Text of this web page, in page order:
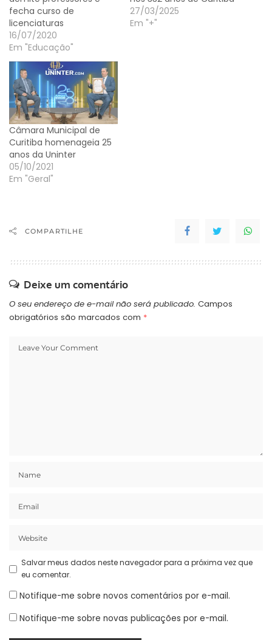
fecha curso de
licenciaturas
16/07/2020
Em "Educação"
27/03/2025
Em "+"
Câmara Municipal de
Curitiba homenageia 25
anos da Uninter
05/10/2021
Em "Geral"
COMPARTILHE
Deixe um comentário
O seu endereço de e-mail não será publicado. Campos
obrigatórios são marcados com *
Salvar meus dados neste navegador para a próxima vez que
eu comentar.
Notifique-me sobre novos comentários por e-mail.
Notifique-me sobre novas publicações por e-mail.